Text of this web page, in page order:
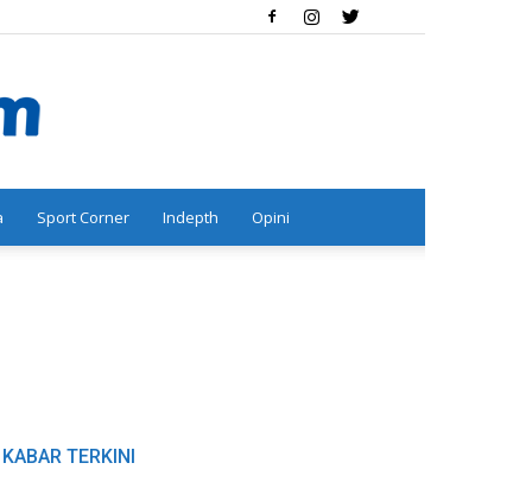
Sport Corner Indepth Opini
KABAR TERKINI